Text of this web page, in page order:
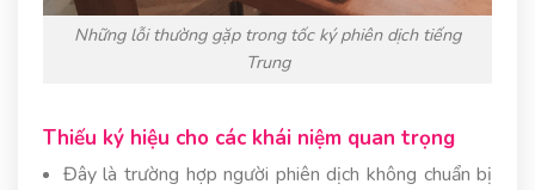
Những lỗi thường gặp trong tốc ký phiên dịch tiếng
Trung
Thiếu ký hiệu cho các khái niệm quan trọng
Đây là trường hợp người phiên dịch không chuẩn bị